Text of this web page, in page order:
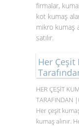
firmalar,
kot kumaş
mikro kumaş
satılır.
Her Çeşit
HER ÇEŞİT
TARAFINDAN
Her çeşit
kumaş alınır.